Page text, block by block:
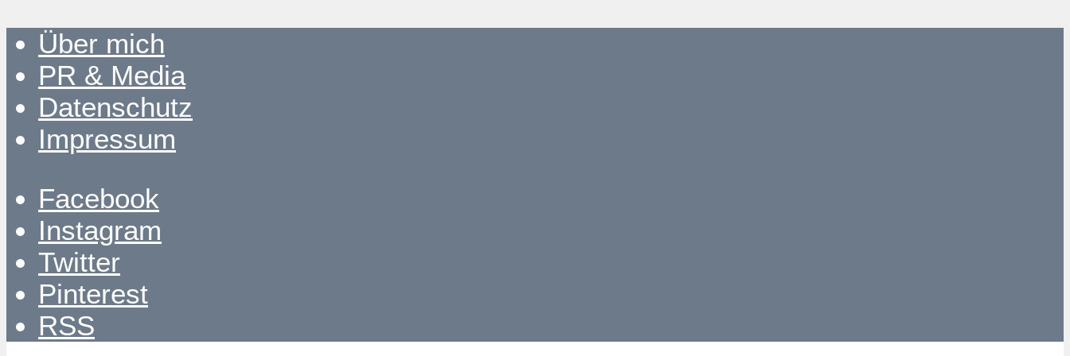
Über mich
PR & Media
Datenschutz
Impressum
Facebook
Instagram
Twitter
Pinterest
RSS